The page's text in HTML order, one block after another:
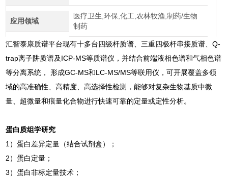
应用领域
医疗卫生,环保,化工,农林牧渔,制药/生物
制药
汇智泰康质谱平台现有十多台四级杆质谱、三重四极杆串接质谱、Q-
trap离子阱质谱及ICP-MS等质谱仪，并结合前端液相色谱和气相色谱
等分离系统， 形成GC-MS和LC-MS/MS等联用仪，可开展覆盖多领
域的高准确性、高精度、高选择性检测，能够对复杂生物基质中微
量、超微量和痕量化合物进行快速可靠的定量或定性分析。
蛋白质组学研究
1 ）蛋白差异定量（结合试剂盒）；
2）蛋白定量；
3）蛋白非标定量技术；